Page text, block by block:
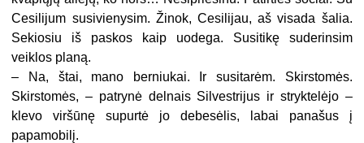
Cesilijum susivienysim. Žinok, Cesilijau, aš visada šalia.
Sekiosiu iš paskos kaip uodega. Susitikę suderinsim
veiklos planą.
–
Na, štai, mano berniukai. Ir susitarėm. Skirstomės.
Skirstomės, – patrynė delnais Silvestrijus ir stryktelėjo –
klevo viršūnę supurtė jo debesėlis, labai panašus į
papamobilį.